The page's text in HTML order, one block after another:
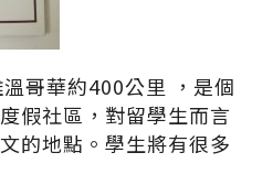
哥華約400公里 ，是個
假社區，對留學生而言
的地點。學生將有很多